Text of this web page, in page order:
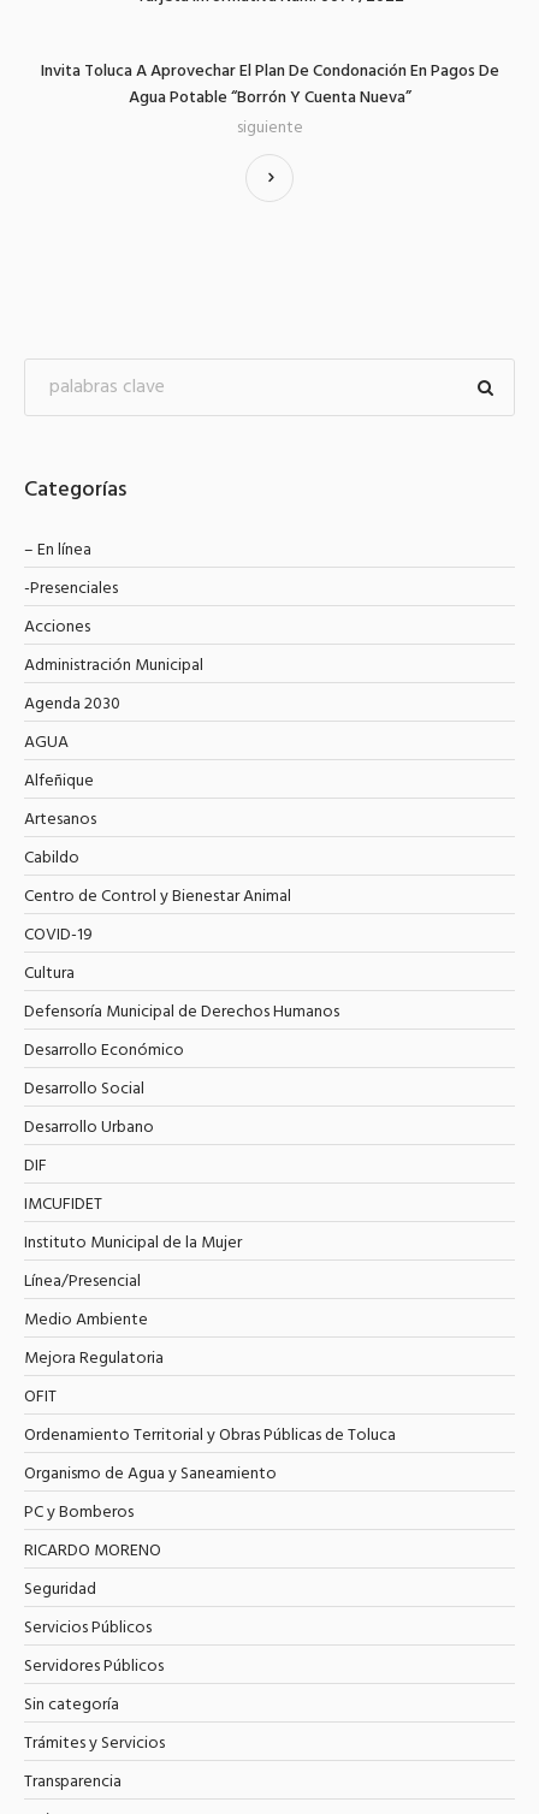
Invita Toluca A Aprovechar El Plan De Condonación En Pagos De
Agua Potable “Borrón Y Cuenta Nueva”
siguiente
Categorías
– En línea
-Presenciales
Acciones
Administración Municipal
Agenda 2030
AGUA
Alfeñique
Artesanos
Cabildo
Centro de Control y Bienestar Animal
COVID-19
Cultura
Defensoría Municipal de Derechos Humanos
Desarrollo Económico
Desarrollo Social
Desarrollo Urbano
DIF
IMCUFIDET
Instituto Municipal de la Mujer
Línea/Presencial
Medio Ambiente
Mejora Regulatoria
OFIT
Ordenamiento Territorial y Obras Públicas de Toluca
Organismo de Agua y Saneamiento
PC y Bomberos
RICARDO MORENO
Seguridad
Servicios Públicos
Servidores Públicos
Sin categoría
Trámites y Servicios
Transparencia